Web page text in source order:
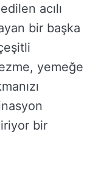
acılı
bir başka
yemeğe
bir